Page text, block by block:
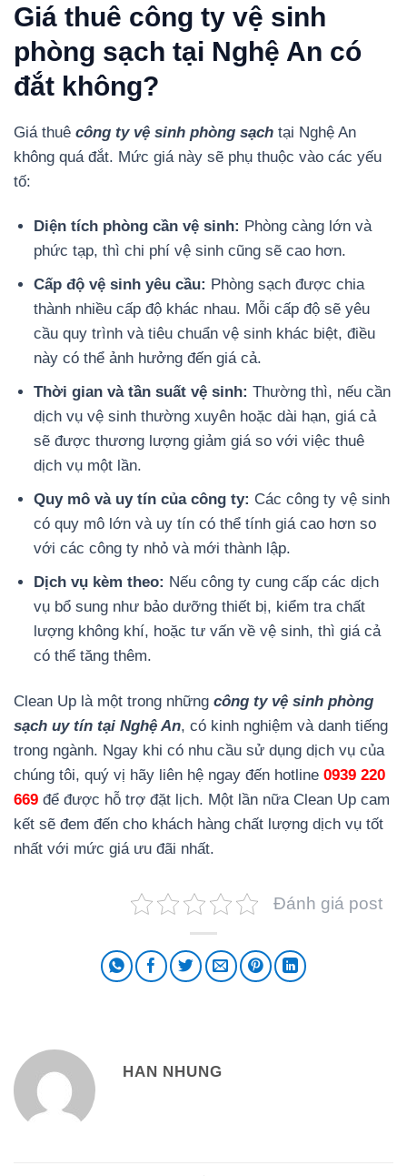
Giá thuê công ty vệ sinh
phòng sạch tại Nghệ An có
đắt không?
Giá thuê công ty vệ sinh phòng sạch tại Nghệ An
không quá đắt. Mức giá này sẽ phụ thuộc vào các yếu
tố:
Diện tích phòng cần vệ sinh: Phòng càng lớn và
phức tạp, thì chi phí vệ sinh cũng sẽ cao hơn.
Cấp độ vệ sinh yêu cầu: Phòng sạch được chia
thành nhiều cấp độ khác nhau. Mỗi cấp độ sẽ yêu
cầu quy trình và tiêu chuẩn vệ sinh khác biệt, điều
này có thể ảnh hưởng đến giá cả.
Thời gian và tần suất vệ sinh: Thường thì, nếu cần
dịch vụ vệ sinh thường xuyên hoặc dài hạn, giá cả
sẽ được thương lượng giảm giá so với việc thuê
dịch vụ một lần.
Quy mô và uy tín của công ty: Các công ty vệ sinh
có quy mô lớn và uy tín có thể tính giá cao hơn so
với các công ty nhỏ và mới thành lập.
Dịch vụ kèm theo: Nếu công ty cung cấp các dịch
vụ bổ sung như bảo dưỡng thiết bị, kiểm tra chất
lượng không khí, hoặc tư vấn về vệ sinh, thì giá cả
có thể tăng thêm.
Clean Up là một trong những công ty vệ sinh phòng
sạch uy tín tại Nghệ An, có kinh nghiệm và danh tiếng
trong ngành. Ngay khi có nhu cầu sử dụng dịch vụ của
chúng tôi, quý vị hãy liên hệ ngay đến hotline 0939 220
669 để được hỗ trợ đặt lịch. Một lần nữa Clean Up cam
kết sẽ đem đến cho khách hàng chất lượng dịch vụ tốt
nhất với mức giá ưu đãi nhất.
Đánh giá post
HAN NHUNG